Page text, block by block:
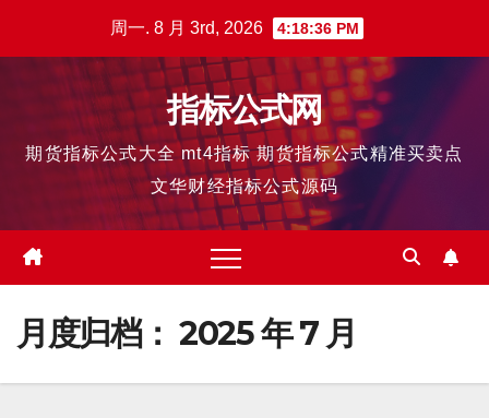
周一. 8 月 3rd, 2026 4:18:36 PM
指标公式网
期货指标公式大全 mt4指标 期货指标公式精准买卖点
文华财经指标公式源码
月度归档： 2025 年 7 月